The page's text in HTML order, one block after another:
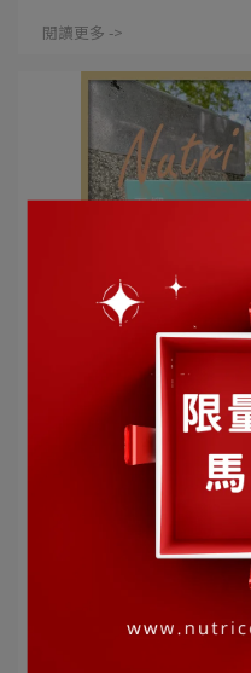
閱讀更多 ->
過年素顏的最佳保
營養概念 | 2022-01-05
HELLO~EVERYONE~~